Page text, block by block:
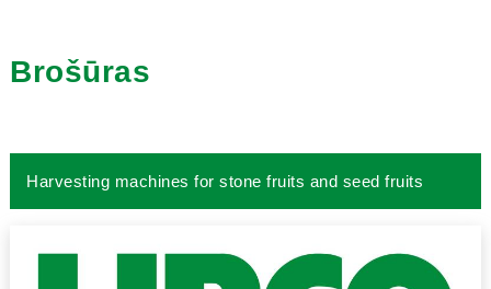
Brošūras
Harvesting machines for stone fruits and seed fruits